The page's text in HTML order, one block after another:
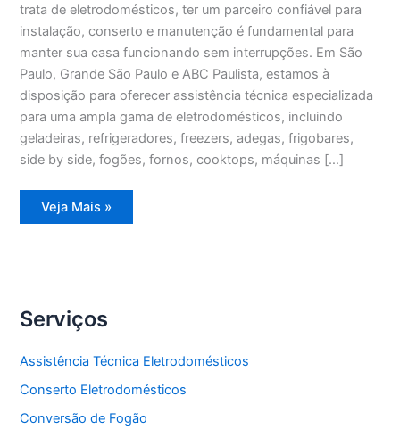
trata de eletrodomésticos, ter um parceiro confiável para
instalação, conserto e manutenção é fundamental para
manter sua casa funcionando sem interrupções. Em São
Paulo, Grande São Paulo e ABC Paulista, estamos à
disposição para oferecer assistência técnica especializada
para uma ampla gama de eletrodomésticos, incluindo
geladeiras, refrigeradores, freezers, adegas, frigobares,
side by side, fogões, fornos, cooktops, máquinas […]
Assistência
Técnica
Veja Mais »
Serviços
Assistência Técnica Eletrodomésticos
Conserto Eletrodomésticos
Conversão de Fogão